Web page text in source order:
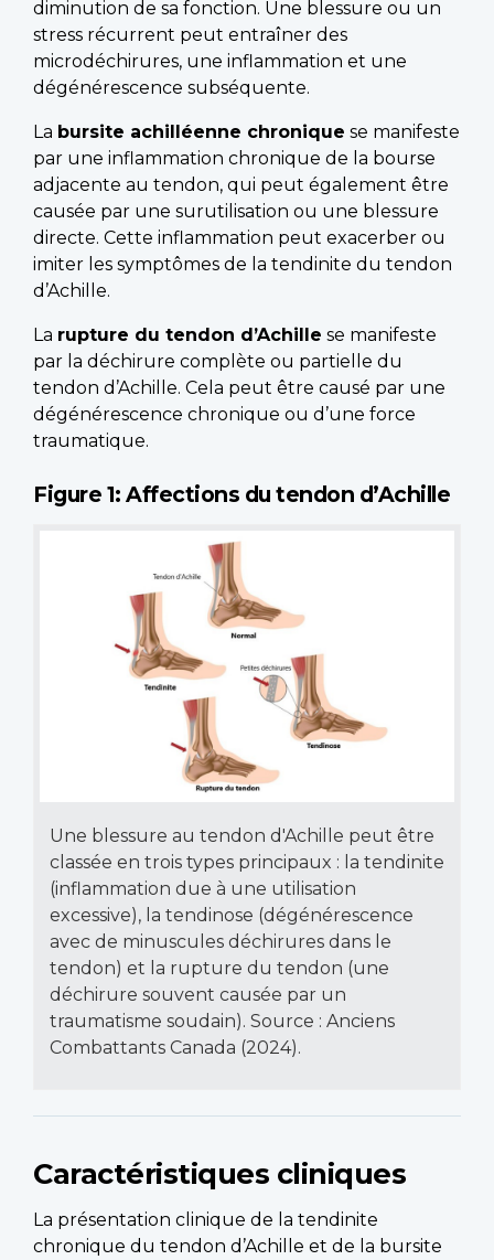
diminution de sa fonction. Une blessure ou un
stress récurrent peut entraîner des
microdéchirures, une inflammation et une
dégénérescence subséquente.
La bursite achilléenne chronique se manifeste
par une inflammation chronique de la bourse
adjacente au tendon, qui peut également être
causée par une surutilisation ou une blessure
directe. Cette inflammation peut exacerber ou
imiter les symptômes de la tendinite du tendon
d’Achille.
La rupture du tendon d’Achille se manifeste
par la déchirure complète ou partielle du
tendon d’Achille. Cela peut être causé par une
dégénérescence chronique ou d’une force
traumatique.
Figure 1: Affections du tendon d’Achille
Une blessure au tendon d'Achille peut être
classée en trois types principaux : la tendinite
(inflammation due à une utilisation
excessive), la tendinose (dégénérescence
avec de minuscules déchirures dans le
tendon) et la rupture du tendon (une
déchirure souvent causée par un
traumatisme soudain). Source : Anciens
Combattants Canada (2024).
Caractéristiques cliniques
La présentation clinique de la tendinite
chronique du tendon d’Achille et de la bursite